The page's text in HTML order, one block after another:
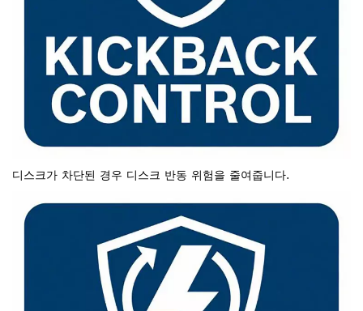
디스크가 차단된 경우 디스크 반동 위험을 줄여줍니다.